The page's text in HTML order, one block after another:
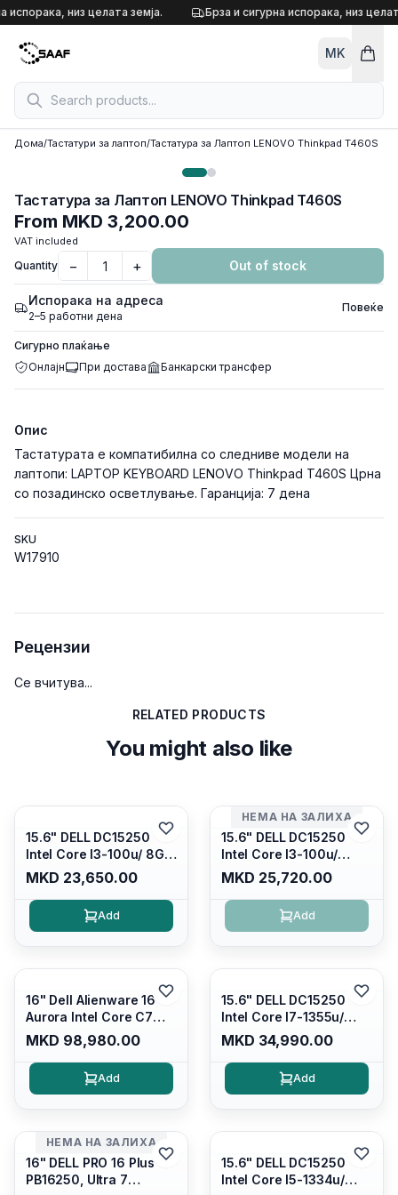
Skip to content
испорака, низ целата земја. Брза и сигурна испорака, низ
MK
Дома/Тастатури за лаптоп/Тастатура за Лаптоп LENOVO Thinkpad T460S
Тастатура за Лаптоп LENOVO Thinkpad T460S
From MKD 3,200.00
VAT included
Quantity − + Out of stock
Испорака на адреса
2–5 работни дена
Повеќе
Сигурно плаќање
Онлајн
При достава Банкарски трансфер
Опис
Тастатурата е компатибилна со следниве модели на
лаптопи: LAPTOP KEYBOARD LENOVO Thinkpad T460S Црна
со позадинско осветлување. Гаранција: 7 дена
SKU
W17910
Рецензии
Се вчитува...
RELATED PRODUCTS
You might also like
15.6" DELL DC15250
Intel Core I3-100u/ 8GB
DDR4/ 512GB SSD M.2/
Iris Xe Graphics/ 120Hz
Anti-glare LED Display/
Backlit Kb/ Platinum
MKD 23,650.00
Add
НЕМА НА ЗАЛИХА
15.6" DELL DC15250
Intel Core I3-100u/
16GB DDR4/ 512GB SSD
M.2/ Iris Xe Graphics/
120Hz Anti-glare LED
Display/ Backlit Kb/
MKD 25,720.00
Add
16" Dell Alienware 16
Aurora Intel Core C7
240H /16GB RAM DDR5
5600mhz/ 1TB SSD M.2
Nvme/rtx4050 6GB/
Wqxga(2560x1600)
Win 11 Home/
MKD 98,980.00
Add
15.6" DELL DC15250
Intel Core I7-1355u/
16GB DDR4 / 512GB SSD
M.2 2230/ Intel UHD
Graphics/ 120Hz Anti-
glare FULLHD LED
MKD 34,990.00
Add
НЕМА НА ЗАЛИХА
16" DELL PRO 16 Plus
PB16250, Ultra 7
15.6" DELL DC15250
Intel Core I5-1334u/